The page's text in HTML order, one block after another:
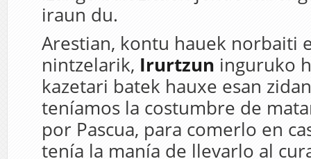
iraun du.
Arestian, kontu hauek norbaiti
nintzelarik, Irurtzun inguruko
kazetari batek hauxe esan
teníamos la costumbre de
por Pascua, para comerlo en
tenía la manía de llevarlo al